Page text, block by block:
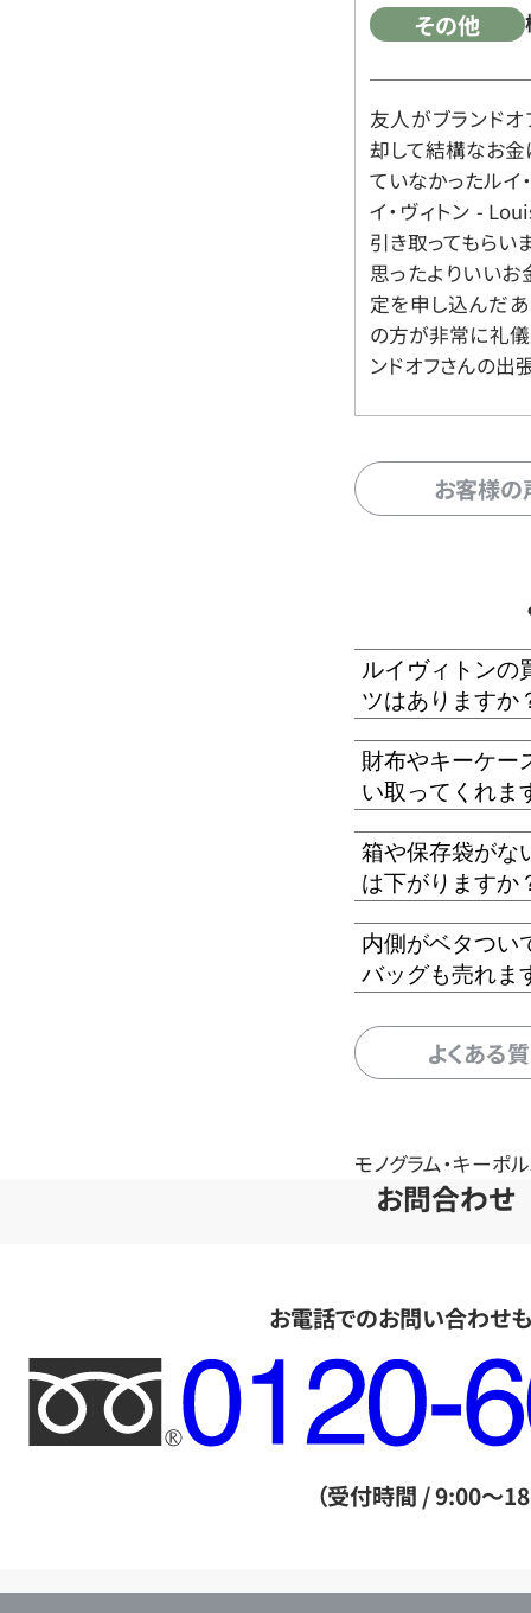
その他
友人がブランド
却して結構なお金
ていなかったルイ
イ・ヴィトン -
引き取ってもらい
思ったよりいいお
定を申し込んだ
の方が非常に礼儀
ンドオフさんの出
お客様
ルイヴィトンの
ツはありますか
財布やキーケー
い取ってくれま
箱や保存袋がな
は下がりますか
内側がベタつい
バッグも売れま
よくある
モノグラム・キーポ
お問合わせ
お電話でのお問い合わせ
フ
リ
ー
ル
（受付時間 / 9:00～